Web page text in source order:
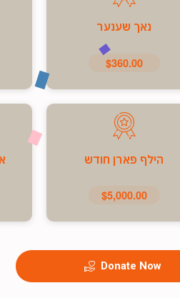
נאך שענער
$360.00
הילף פארן חודש
$5,000.00
Donate Now